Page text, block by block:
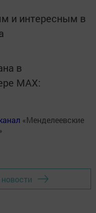
и интересным в
в
MАХ:
«Менделеевские